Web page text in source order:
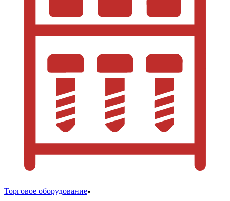
Торговое оборудование